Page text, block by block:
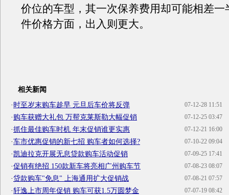
价位的车型，其一次保养费用却可能相差一
件价格方面，出入则更大。
相关新闻
07-12-28 11:51
·时至岁末购车趁早 元旦后车价将反弹
07-12-25 03:47
·购车获赠大礼包 万帮克莱斯勒大幅促销
07-12-21 16:00
·抓住最佳购车时机 年末促销谁更实惠
07-10-22 09:04
·车市优惠促销的新七招 购车者如何选择?
07-09-25 17:41
·凯迪拉克开展无息贷款购车活动促销
07-08-23 08:07
·促销有绝招 150款新车将亮相广州购车节
07-08-21 07:57
·贷款购车"免息" 上海通用扩大促销战
07-07-19 08:42
·轩逸上市周年促销 购车可获1.5万圆梦金